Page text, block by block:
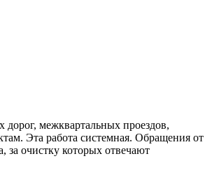
дорог, межквартальных проездов,
Эта работа системная. Обращения от
за очистку которых отвечают